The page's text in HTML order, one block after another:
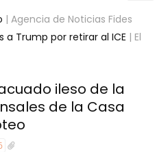
| Agencia de Noticias Fides
Trump por retirar al ICE | El
ileso de la
de la Casa